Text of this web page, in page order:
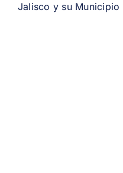
Jalisco y su Municipio